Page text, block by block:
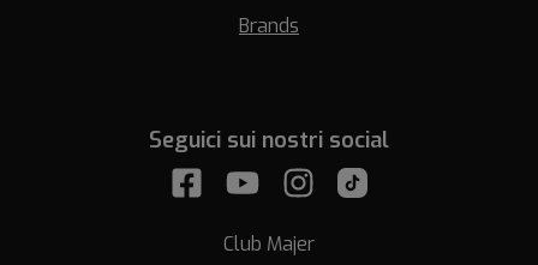
Brands
Seguici sui nostri social
Club Majer